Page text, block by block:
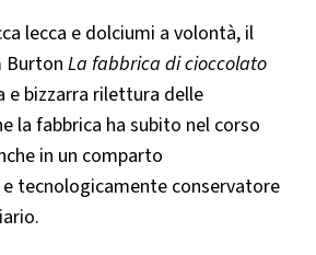
lecca e dolciumi a volontà, il
Burton La fabbrica di cioccolato
e bizzarra rilettura delle
la fabbrica ha subito nel corso
in un comparto
tecnologicamente conservatore